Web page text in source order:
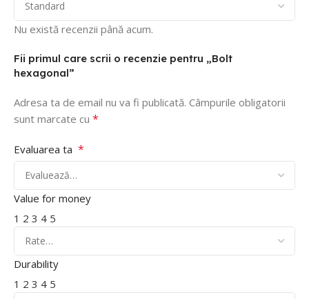
Nu există recenzii până acum.
Fii primul care scrii o recenzie pentru „Bolt
hexagonal”
Adresa ta de email nu va fi publicată. Câmpurile obligatorii
sunt marcate cu *
Evaluarea ta *
Value for money
1 2 3 4 5
Durability
1 2 3 4 5